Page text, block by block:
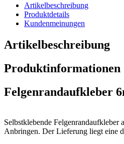
Artikelbeschreibung
Produktdetails
Kundenmeinungen
Artikelbeschreibung
Produktinformationen
Felgenrandaufkleber
Selbstklebende
Anbringen. Der Lieferung liegt eine